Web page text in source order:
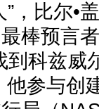
，比尔•
棒预言
到科兹威
参与创